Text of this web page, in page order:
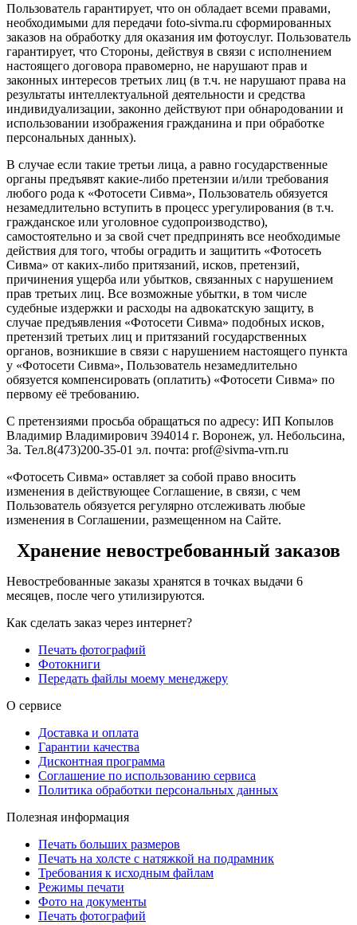
Пользователь гарантирует, что он обладает всеми правами,
необходимыми для передачи foto-sivma.ru сформированных
заказов на обработку для оказания им фотоуслуг. Пользователь
гарантирует, что Стороны, действуя в связи с исполнением
настоящего договора правомерно, не нарушают прав и
законных интересов третьих лиц (в т.ч. не нарушают права на
результаты интеллектуальной деятельности и средства
индивидуализации, законно действуют при обнародовании и
использовании изображения гражданина и при обработке
персональных данных).
В случае если такие третьи лица, а равно государственные
органы предъявят какие-либо претензии и/или требования
любого рода к «Фотосети Сивма», Пользователь обязуется
незамедлительно вступить в процесс урегулирования (в т.ч.
гражданское или уголовное судопроизводство),
самостоятельно и за свой счет предпринять все необходимые
действия для того, чтобы оградить и защитить «Фотосеть
Сивма» от каких-либо притязаний, исков, претензий,
причинения ущерба или убытков, связанных с нарушением
прав третьих лиц. Все возможные убытки, в том числе
судебные издержки и расходы на адвокатскую защиту, в
случае предъявления «Фотосети Сивма» подобных исков,
претензий третьих лиц и притязаний государственных
органов, возникшие в связи с нарушением настоящего пункта
у «Фотосети Сивма», Пользователь незамедлительно
обязуется компенсировать (оплатить) «Фотосети Сивма» по
первому её требованию.
С претензиями просьба обращаться по адресу: ИП Копылов
Владимир Владимирович 394014 г. Воронеж, ул. Небольсина,
3а. Тел.8(473)200-35-01 эл. почта: prof@sivma-vrn.ru
«Фотосеть Сивма» оставляет за собой право вносить
изменения в действующее Соглашение, в связи, с чем
Пользователь обязуется регулярно отслеживать любые
изменения в Соглашении, размещенном на Сайте.
Хранение невостребованный заказов
Невостребованные заказы хранятся в точках выдачи 6
месяцев, после чего утилизируются.
Как сделать заказ через интернет?
Печать фотографий
Фотокниги
Передать файлы моему менеджеру
О сервисе
Доставка и оплата
Гарантии качества
Дисконтная программа
Соглашение по использованию сервиса
Политика обработки персональных данных
Полезная информация
Печать больших размеров
Печать на холсте c натяжкой на подрамник
Требования к исходным файлам
Режимы печати
Фото на документы
Печать фотографий